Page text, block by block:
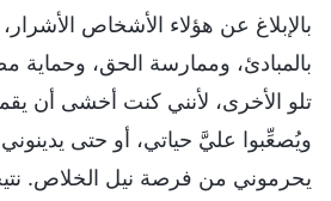
بالإبلاغ عن هؤلاء الأشخاص
بالمبادئ، وممارسة الحق، وحماية
تلو الأخرى، لأنني كنت أخشى أن
ويُصعِّبوا عليَّ حياتي، أو حتى
يحرموني من فرصة نيل الخلاص.